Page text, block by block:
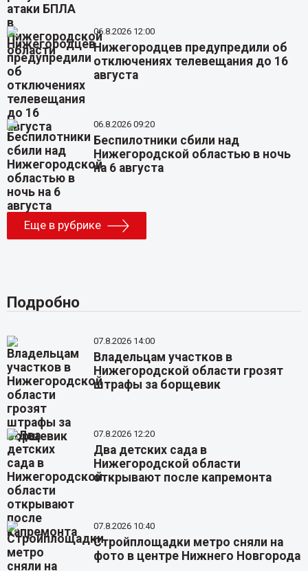
06.8.2026 12:00
Нижегородцев предупредили об
отключениях телевещания до 16
августа
06.8.2026 09:20
Беспилотники сбили над
Нижегородской областью в ночь
на 6 августа
Еще в рубрике
Подробно
07.8.2026 14:00
Владельцам участков в
Нижегородской области грозят
штрафы за борщевик
07.8.2026 12:20
Два детских сада в
Нижегородской области
открывают после капремонта
07.8.2026 10:40
Стройплощадки метро сняли на
фото в центре Нижнего Новгорода